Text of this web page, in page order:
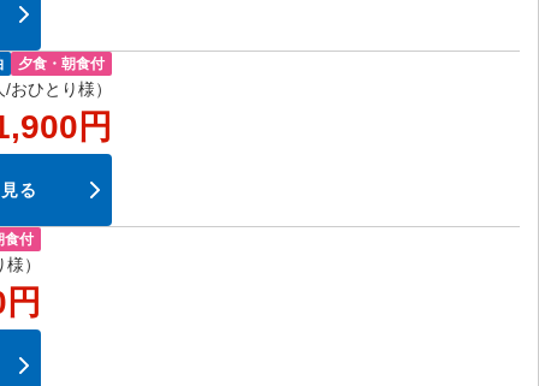
夕食・朝食付
おひとり様）
円
る
食付
）